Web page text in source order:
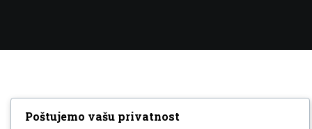
Poštujemo vašu privatnost